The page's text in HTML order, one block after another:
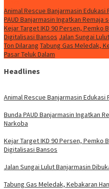
Animal Rescue Banjarmasin
PAUD Banjarmasin Ingatkan Remaja
Kejar Target IKD 90 Persen, Pemko
Digitalisasi Bansos Jalan Sungai
Ton Dilarang Tabung Gas Meledak,
Pasar Teluk Dalam
Headlines
Animal Rescue Banjarmasin
Bunda PAUD Banjarmasin Ingatkan
Narkoba
Kejar Target IKD 90 Persen, Pemko
Digitalisasi Bansos
Jalan Sungai Lulut Banjarmasin
Tabung Gas Meledak, Kebakaran